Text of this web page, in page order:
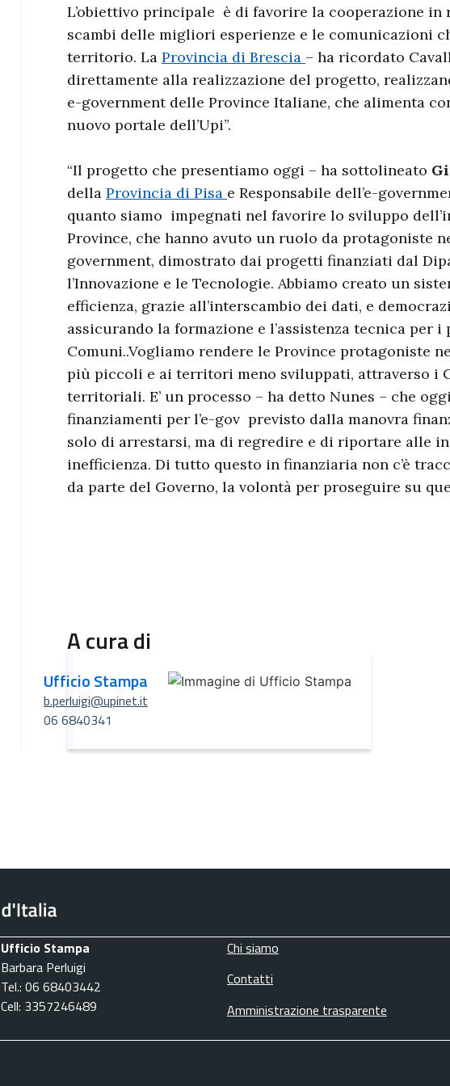
L’obiettivo principale è di favorire la cooperazione
scambi delle migliori esperienze e le comunicazioni
territorio. La Provincia di Brescia – ha ricordato
direttamente alla realizzazione del progetto,
e-government delle Province Italiane, che alimenta
nuovo portale dell’Upi”.
“Il progetto che presentiamo oggi – ha sottolineato
della Provincia di Pisa e Responsabile dell’e-
quanto siamo impegnati nel favorire lo sviluppo
Province, che hanno avuto un ruolo da protagoniste
government, dimostrato dai progetti finanziati dal
l’Innovazione e le Tecnologie. Abbiamo creato un
efficienza, grazie all’interscambio dei dati, e
assicurando la formazione e l’assistenza tecnica per i
Comuni..Vogliamo rendere le Province protagoniste
più piccoli e ai territori meno sviluppati, attraverso i
territoriali. E’ un processo – ha detto Nunes – che
finanziamenti per l’e-gov previsto dalla manovra
solo di arrestarsi, ma di regredire e di riportare alle
inefficienza. Di tutto questo in finanziaria non c’è
da parte del Governo, la volontà per proseguire su
A cura di
Ufficio Stampa
b.perluigi@upinet.it
06 6840341
Ufficio Stampa
Barbara Perluigi
Tel.: 06 68403442
Cell: 3357246489
Chi siamo
Contatti
Amministrazione trasparente